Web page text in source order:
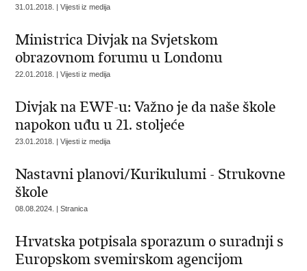
31.01.2018. | Vijesti iz medija
Ministrica Divjak na Svjetskom
obrazovnom forumu u Londonu
22.01.2018. | Vijesti iz medija
Divjak na EWF-u: Važno je da naše škole
napokon uđu u 21. stoljeće
23.01.2018. | Vijesti iz medija
Nastavni planovi/Kurikulumi - Strukovne
škole
08.08.2024. | Stranica
Hrvatska potpisala sporazum o suradnji s
Europskom svemirskom agencijom